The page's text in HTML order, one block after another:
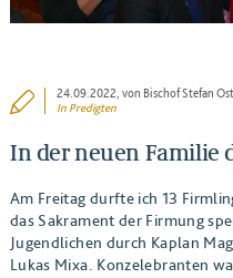
24.09.2022, von Bischof Stefan
In Predigten
In der neuen Familie
Am Freitag durfte ich 13
das Sakrament der Firmung
Jugendlichen durch Kaplan
Lukas Mixa. Konzelebranten